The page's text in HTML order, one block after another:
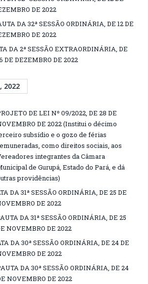
DE 2022
DA 32ª SESSÃO ORDINÁRIA, DE 12 DE
DE 2022
DA 2ª SESSÃO EXTRAORDINÁRIA, DE
DE DEZEMBRO DE 2022
2022
DE LEI Nº 09/2022, DE 28 DE
DE 2022 (Institui o décimo
subsídio e o gozo de férias
como direitos sociais, aos
integrantes da Câmara
de Gurupá, Estado do Pará, e dá
providências)
DA 31ª SESSÃO ORDINÁRIA, DE 25 DE
DE 2022
DA 31ª SESSÃO ORDINÁRIA, DE 25
NOVEMBRO DE 2022
DA 30ª SESSÃO ORDINÁRIA, DE 24 DE
DE 2022
DA 30ª SESSÃO ORDINÁRIA, DE 24
NOVEMBRO DE 2022